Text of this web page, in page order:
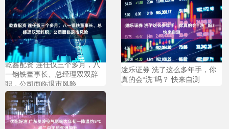
乾鑫配资 连任仅三个多月，八
一钢铁董事长、总经理双双辞
职，公司面临退市风险
途乐证券 洗了这么多年手，你
真的会“洗”吗？ 快来自测